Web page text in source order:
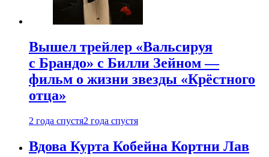
Вышел трейлер «Вальсируя
с Брандо» с Билли Зейном —
фильм о жизни звезды «Крёстного
отца»
2 года спустя2 года спустя
Вдова Курта Кобейна Кортни Лав